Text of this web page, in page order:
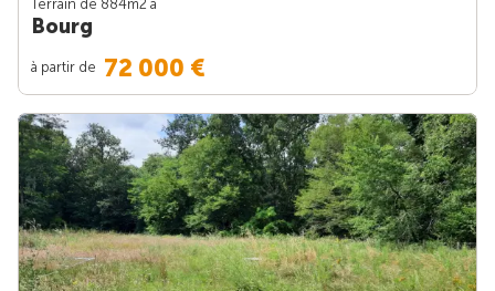
Terrain de 884m2 à
Bourg
à partir de 72 000 €